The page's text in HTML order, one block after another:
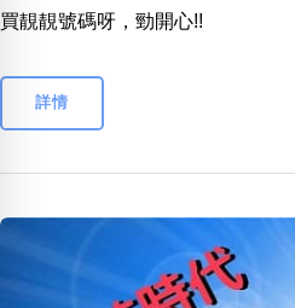
買靚靚號碼呀，勁開心!!
詳情